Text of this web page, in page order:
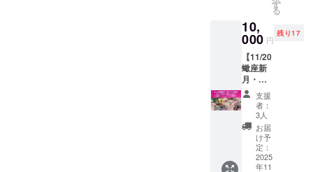
本音を
知り、
“香
り”が心
のス
イッチ
を押し
てくれ
る。 そ
んな、
星と香
りの旅
を一緒
に歩み
にも
ぴった
りな
セット
です
のご報
告】 こ
のリ
ターン
はただ
ただ応
援の他
の金額
リター
ン
（1,000
円、
3,000
つ“テー
マ”や“
癒し”に
合わせ
て調香
したス
プレー
で、 手
帳タイ
ムやセ
ルフケ
アの時
間が、
「自分
用」と
な人へ
のギフ
ト」に
・
「朝」
「夜」
など、
香りの
使い分
ショッ
プで
は、星
と香り
の癒し
手帳の
使い方
だけで
なく、
あなた
のホロ
スコー
プから
て── 星
アロマ
メン
バーに
よる個
別セッ
ション
（90
分）が
付いて
きま
す！
セッ
す
る
10,
000 円
残り17
【11/20
蠍座新
月・東
京リア
ル開
催】 わ
たしを
愛する
香りと
出会う
祝賀
支援
者：
3人
お届
け予
定：
2025
年11